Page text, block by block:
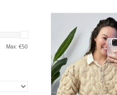
Max: €50
Beige vest